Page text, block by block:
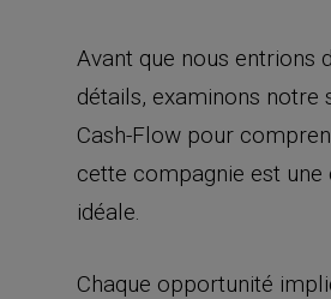
Avant que nous entrions
détails, examinons notre
Cash-Flow pour
cette compagnie est une
idéale.
Chaque opportunité